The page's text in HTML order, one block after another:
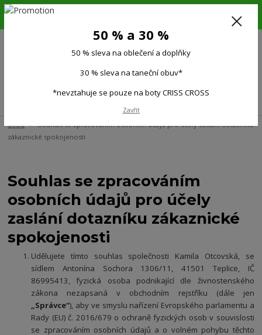
6.-16.8.26. DOVOLENÁ !!! 50 % SLEVA na všechno oblečení a doplňky !!!
(Po-Pá 9:00-15.00)
Úvod
Souhlas se zpracováním osobních údajů pro účely zaslání dotazníku
zákaznické spokojenosti
Souhlas se zpracováním
osobních údajů pro účely
zaslání dotazníku zákaznické
spokojenosti
Udělujete tímto souhlas společnosti Kamila Otcovská, se
sídlem Antonína Sochora 1306/11, 41501 Teplice, IČ
86995413, fyzická osoba podnikající dle živnostenského
zákona nezapsaná v obchodním rejstříku (dále jen
„Správce“), aby ve smyslu nařízení Evropského parlamentu a
Rady (EU) č. 2016/679 o ochraně fyzických osob v souvislosti
se zpracováním osobních údajů a o volném pohybu těchto
50 % a 30 %
50 % sleva na oblečení a doplňky
30 % sleva na taneční obuv*
*nevztahuje se pouze na boty CRISS CROSS
Zavřít